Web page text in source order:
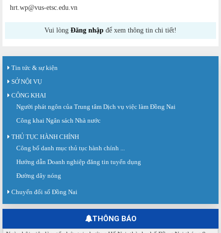
hrt.wp@vus-etsc.edu.vn
Vui lòng Đăng nhập để xem thông tin chi tiết!
Tin tức & sự kiện
SỞ NỘI VỤ
CÔNG KHAI
Người phát ngôn của Trung tâm Dịch vụ việc làm Đồng Nai
Công khai Ngân sách Nhà nước
THỦ TỤC HÀNH CHÍNH
Công bố danh mục thủ tục hành chính ...
Hướng dẫn Doanh nghiệp đăng tin tuyển dụng
Đường dây nóng
Chuyển đổi số Đồng Nai
THÔNG BÁO
Sàn giao dịch việc làm lần thứ 08 năm 2026: Hơn 4.300 cơ hội...
Sáng ngày 03/8/2026, Trung tâm Dịch vụ việc làm Đồng Nai tổ chức Sàn giao
dịch việc làm lần thứ 08...
Báo cáo kết quả tổ chức Sàn giao dịch việc làm lần thứ 08/2026 ngày 03
tháng 08 năm 2026.
Ngày hội việc làm phường Hố Nai tháng 8 năm 2026
Ngày hội việc làm tổ chức tại phường Hố Nai, thành phố Đồng Nai tháng 8